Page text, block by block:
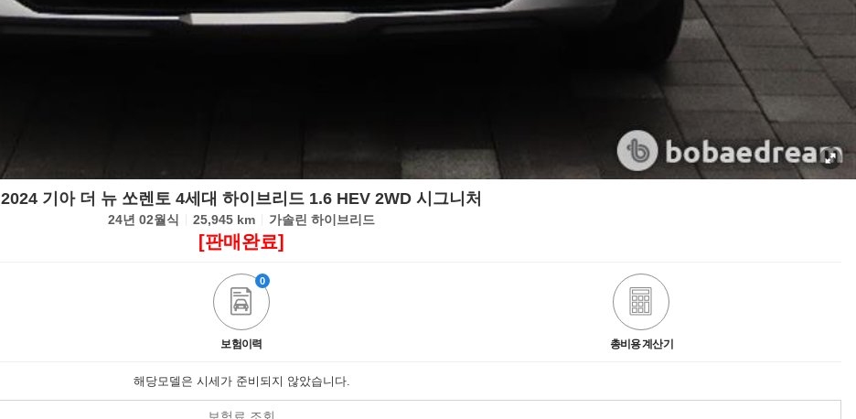
2024 기아 더 뉴 쏘렌토 4세대 하이브리드 1.6 HEV 2WD 시그니처
24년 02월식 25,945 km 가솔린 하이브리드
[판매완료]
보험이력
0
총비용 계산기
해당모델은 시세가 준비되지 않았습니다.